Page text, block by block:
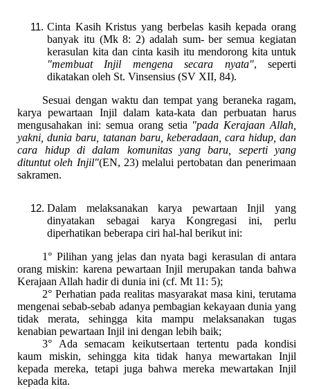
Cinta Kasih Kristus yang berbelas kasih kepada orang
banyak itu (Mk 8: 2) adalah sum- ber semua kegiatan
kerasulan kita dan cinta kasih itu mendorong kita untuk
"membuat Injil mengena secara nyata", seperti
dikatakan oleh St. Vinsensius (SV XII, 84).
Sesuai dengan waktu dan tempat yang beraneka ragam,
karya pewartaan Injil dalam kata-kata dan perbuatan harus
mengusahakan ini: semua orang setia "pada Kerajaan Allah,
yakni, dunia baru, tatanan baru, keberadaan, cara hidup, dan
cara hidup di dalam komunitas yang baru, seperti yang
dituntut oleh Injil"(EN, 23) melalui pertobatan dan penerimaan
sakramen.
Dalam melaksanakan karya pewartaan Injil yang
dinyatakan sebagai karya Kongregasi ini, perlu
diperhatikan beberapa ciri hal-hal berikut ini:
1° Pilihan yang jelas dan nyata bagi kerasulan di antara
orang miskin: karena pewartaan Injil merupakan tanda bahwa
Kerajaan Allah hadir di dunia ini (cf. Mt 11: 5);
2° Perhatian pada realitas masyarakat masa kini, terutama
mengenai sebab-sebab adanya pembagian kekayaan dunia yang
tidak merata, sehingga kita mampu melaksanakan tugas
kenabian pewartaan Injil ini dengan lebih baik;
3° Ada semacam keikutsertaan tertentu pada kondisi
kaum miskin, sehingga kita tidak hanya mewartakan Injil
kepada mereka, tetapi juga bahwa mereka mewartakan Injil
kepada kita.